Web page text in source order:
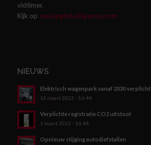
oldtimer.
Kijk op movingintelligence.com
NIEUWS
Elektrisch wagenpark vanaf 2030 verplicht
13 maart 2023 - 16:44
Verplichte registratie CO2 uitstoot
1 maart 2023 - 16:44
Opnieuw stijging autodiefstallen